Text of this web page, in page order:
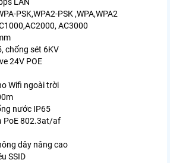
PSK,WPA2-PSK ,WPA,WPA2
AC3000
chống sét 6KV
24V POE
Wifi ngoài trời
nước IP65
PoE 802.3at/af
dây nâng cao
SSID